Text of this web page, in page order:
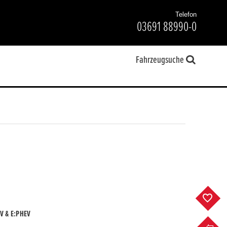
Telefon
03691 88990-0
Fahrzeugsuche
& E:PHEV